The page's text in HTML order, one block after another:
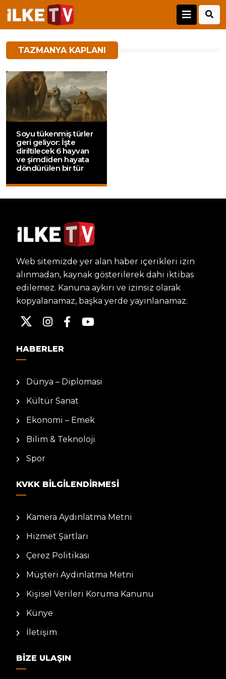
TAZMANYA KAPLANI
Soyu tükenmiş türler
geri geliyor: İşte
diriltilecek 6 hayvan
ve şimdiden hayata
döndürülen bir tür
Web sitemizde yer alan haber içerikleri izin
alınmadan, kaynak gösterilerek dahi iktibas
edilemez. Kanuna aykırı ve izinsiz olarak
kopyalanamaz, başka yerde yayınlanamaz.
HABERLER
Dünya – Diplomasi
Kültür Sanat
Ekonomi – Emek
Bilim & Teknoloji
Spor
KVKK BILGILENDIRMESI
Kamera Aydınlatma Metni
Hizmet Şartları
Çerez Politikası
Müşteri Aydınlatma Metni
Kişisel Verileri Koruma Kanunu
Künye
İletişim
BIZE ULAŞIN